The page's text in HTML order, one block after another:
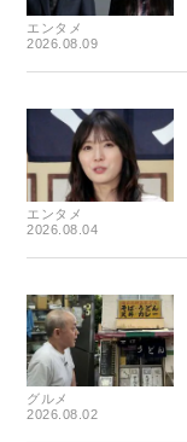
エンタメ
2026.08.09
エンタメ
2026.08.04
グルメ
2026.08.02